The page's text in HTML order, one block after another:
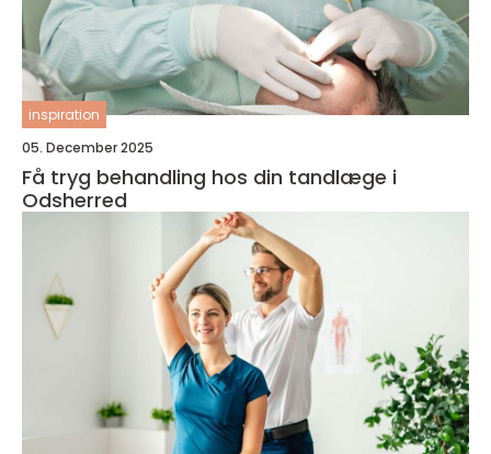
inspiration
05. December 2025
Få tryg behandling hos din tandlæge i
Odsherred